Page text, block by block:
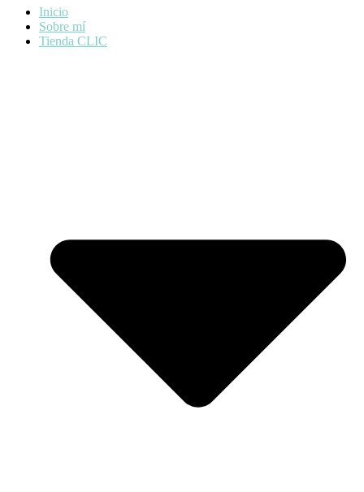
Inicio
Sobre mí
Tienda CLIC